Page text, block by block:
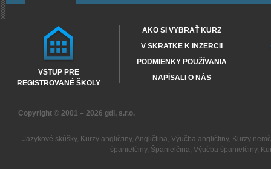
VSTUP PRE
REGISTROVANÉ ŠKOLY
AKO SI VYBRAŤ KURZ
V SKRATKE K INZERCII
PODMIENKY POUŽÍVANIA
NAPÍSALI O NÁS
Copyright © 2001 – 2026 gdi, s.r.o.
Jazykové skúšky, Kurzy angličtiny, Angličtina, Výučba angličtiny, Kurzy
španielčiny, Španielčina, Výučba španielčiny,